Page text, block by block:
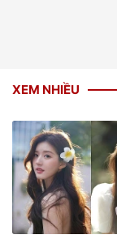
XEM NHIỀU